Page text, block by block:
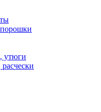
утюги